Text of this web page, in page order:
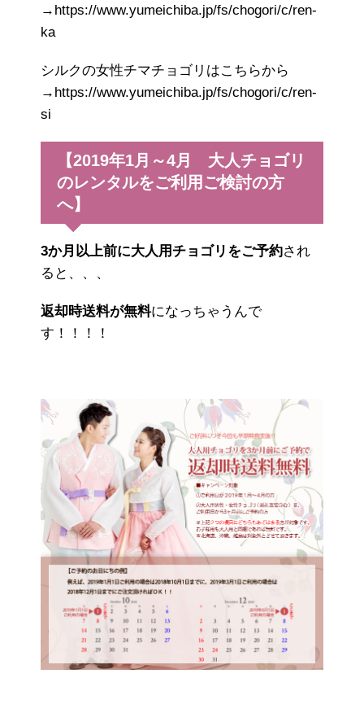
→https://www.yumeichiba.jp/fs/chogori/c/ren-
ka
シルクの女性チマチョゴリはこちらから
→https://www.yumeichiba.jp/fs/chogori/c/ren-
si
【2019年1月～4月 大人チョゴリ
のレンタルをご利用ご検討の方
へ】
3か月以上前に大人用チョゴリをご予約され
ると、、、
返却時送料が無料になっちゃうんで
す！！！！